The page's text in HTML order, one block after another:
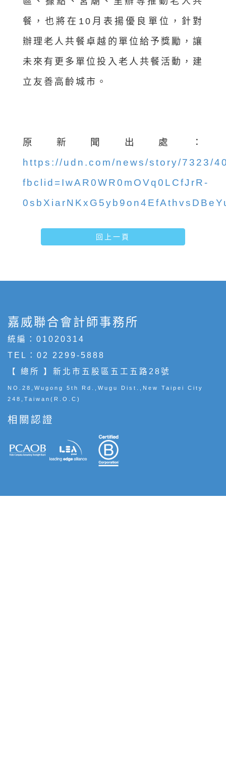
餐，也將在10月表揚優良單位，針對
辦理老人共餐卓越的單位給予獎勵，讓
未來有更多單位投入老人共餐活動，建
立友善高齡城市。
原新聞出處：
https://udn.com/news/story/7323/
fbclid=IwAR0WR0mOVq0LCfJrR-
回上一頁
嘉威聯合會計師事務所
統編：01020314
TEL： 02 2299-5888
【 總所 】新北市五股區五工五路28號
NO.28,Wugong 5th Rd.,Wugu Dist.,New Taipei City
248,Taiwan(R.O.C)
相關認證